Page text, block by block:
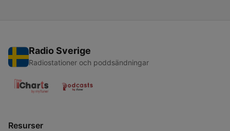
Radio Sverige
Radiostationer och poddsändningar
Resurser